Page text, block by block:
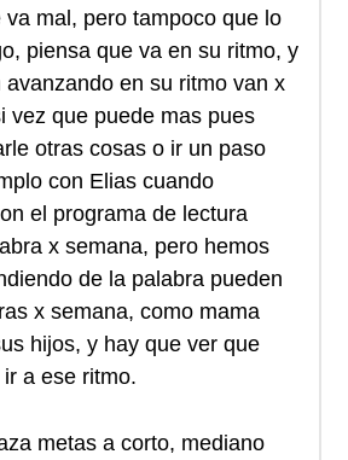
va mal, pero tampoco que lo
piensa que va en su ritmo, y
avanzando en su ritmo van x
vez que puede mas pues
otras cosas o ir un paso
con Elias cuando
el programa de lectura
x semana, pero hemos
de la palabra pueden
x semana, como mama
hijos, y hay que ver que
a ese ritmo.
metas a corto, mediano